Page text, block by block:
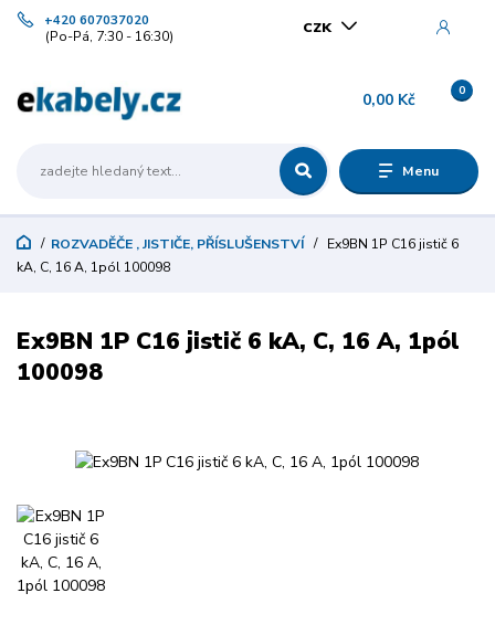
Menu
CZK
+420 607037020
(Po-Pá, 7:30 - 16:30)
0
0,00 Kč
ROZVADĚČE , JISTIČE, PŘÍSLUŠENSTVÍ
Ex9BN 1P C16 jistič 6
kA, C, 16 A, 1pól 100098
Ex9BN 1P C16 jistič 6 kA, C, 16 A, 1pól
100098